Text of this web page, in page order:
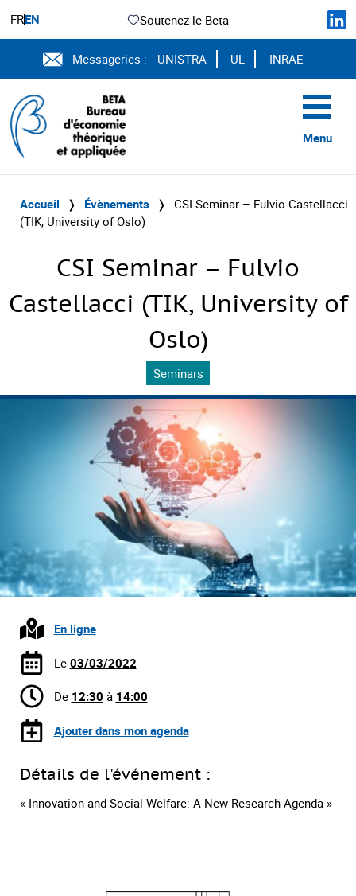
FREN Soutenez le Beta
Messageries : UNISTRA UL INRAE
Menu
Accueil ❭ Évènements ❭ CSI Seminar – Fulvio Castellacci
(TIK, University of Oslo)
CSI Seminar – Fulvio
Castellacci (TIK, University of
Oslo)
Seminars
En ligne
Le 03/03/2022
De 12:30 à 14:00
Ajouter dans mon agenda
Détails de l'événement :
« Innovation and Social Welfare: A New Research Agenda »